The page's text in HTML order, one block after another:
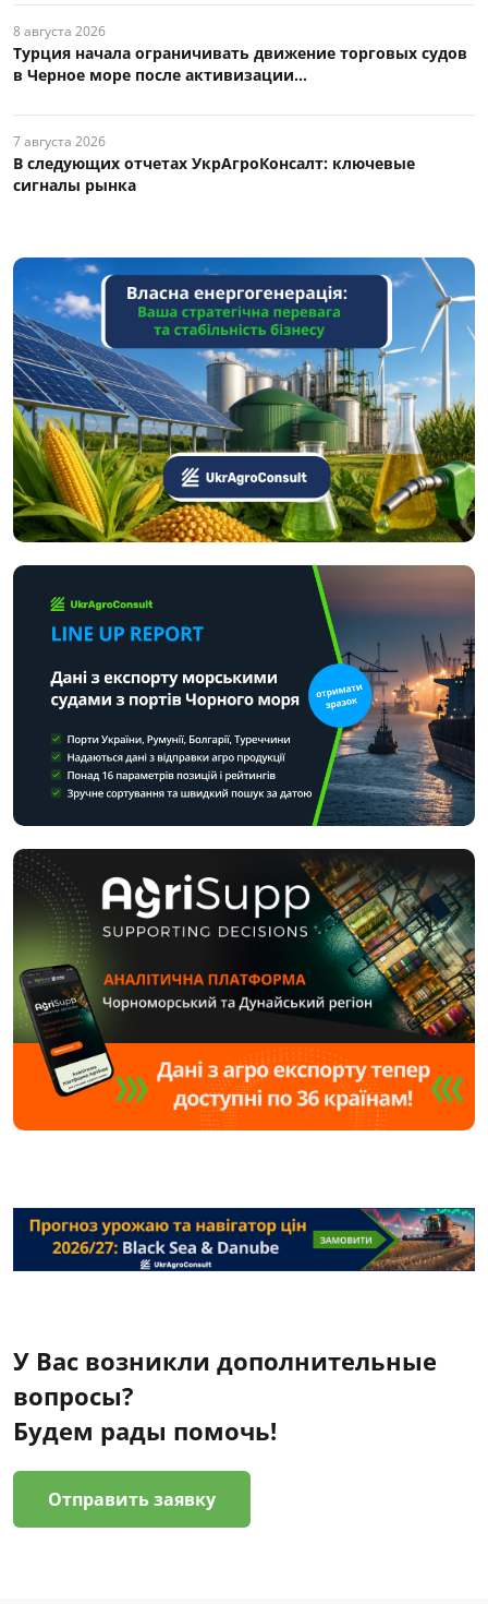
8 августа 2026
Турция начала ограничивать движение торговых судов
в Черное море после активизации...
7 августа 2026
В следующих отчетах УкрАгроКонсалт: ключевые
сигналы рынка
У Вас возникли дополнительные
вопросы?
Будем рады помочь!
Отправить заявку